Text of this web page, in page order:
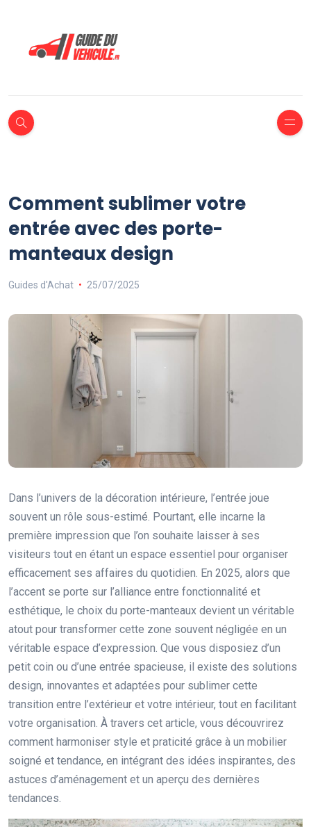
Comment sublimer votre
entrée avec des porte-
manteaux design
Guides d'Achat 25/07/2025
Dans l’univers de la décoration intérieure, l’entrée joue
souvent un rôle sous-estimé. Pourtant, elle incarne la
première impression que l’on souhaite laisser à ses
visiteurs tout en étant un espace essentiel pour organiser
efficacement ses affaires du quotidien. En 2025, alors que
l’accent se porte sur l’alliance entre fonctionnalité et
esthétique, le choix du porte-manteaux devient un véritable
atout pour transformer cette zone souvent négligée en un
véritable espace d’expression. Que vous disposiez d’un
petit coin ou d’une entrée spacieuse, il existe des solutions
design, innovantes et adaptées pour sublimer cette
transition entre l’extérieur et votre intérieur, tout en facilitant
votre organisation. À travers cet article, vous découvrirez
comment harmoniser style et praticité grâce à un mobilier
soigné et tendance, en intégrant des idées inspirantes, des
astuces d’aménagement et un aperçu des dernières
tendances.